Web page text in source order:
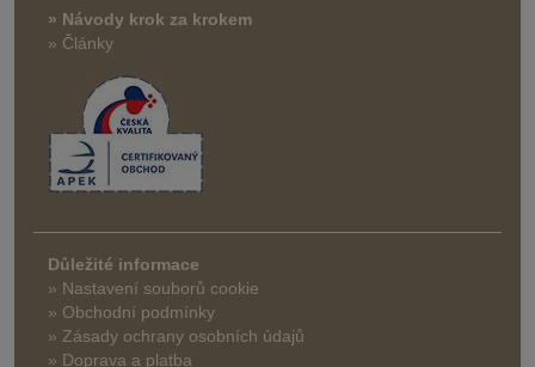
» Návody krok za krokem
» Články
Důležité informace
» Nastavení souborů cookie
» Obchodní podmínky
» Zásady ochrany osobních údajů
» Doprava a platba